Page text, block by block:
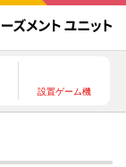
設置ゲーム機